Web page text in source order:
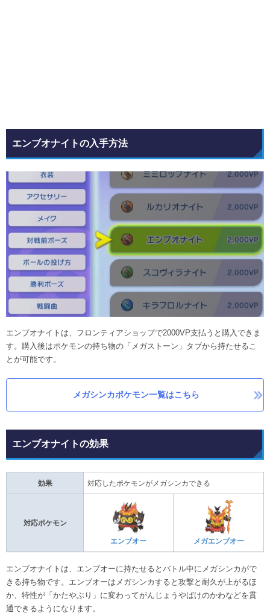
エンブオナイトの入手方法
エンブオナイトは、フロンティアショップで2000VP支払うと購入できま
す。購入後はポケモンの持ち物の「メガストーン」タブから持たせるこ
とが可能です。
メガシンカポケモン一覧はこちら
エンブオナイトの効果
効果 対応したポケモンがメガシンカできる
対応ポケモン
エンブオー メガエンブオー
エンブオナイトは、エンブオーに持たせるとバトル中にメガシンカがで
きる持ち物です。エンブオーはメガシンカすると攻撃と耐久が上がるほ
か、特性が「かたやぶり」に変わってがんじょうやばけのかわなどを貫
通できるようになります。